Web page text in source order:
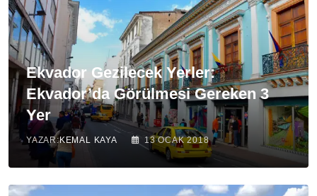
Ekvador Gezilecek Yerler:
Ekvador’da Görülmesi Gereken 3
Yer
YAZAR:KEMAL KAYA 13 OCAK 2018